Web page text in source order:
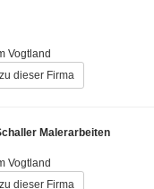
Vogtland
dieser Firma
Malerarbeiten
Vogtland
dieser Firma